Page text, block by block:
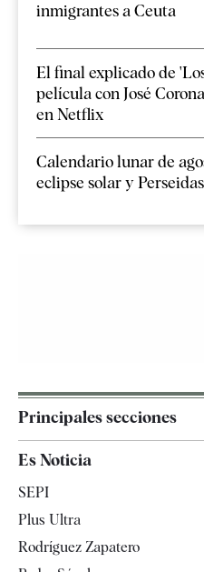
inmigrantes a Ceuta
El final explicado de
película con José
en Netflix
Calendario lunar de
eclipse solar y Perseidas
Principales secciones
España
Televisión
Es Noticia
SEPI
Plus Ultra
Rodríguez Zapatero